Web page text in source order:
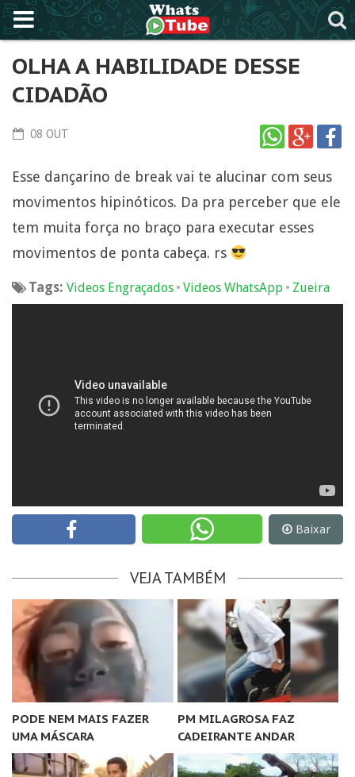
OLHA A HABILIDADE DESSE
CIDADÃO
08 OUT
Esse dançarino de break vai te alucinar com seus
movimentos hipinóticos. Da pra perceber que ele
tem muita força no braço para executar esses
movimentos de ponta cabeça. rs
Tags: Videos Engraçados • Videos WhatsApp • Zueira
Baixar
VEJA TAMBÉM
PODE NEM MAIS FAZER
UMA MÁSCARA
PM MILAGROSA FAZ
CADEIRANTE ANDAR